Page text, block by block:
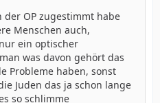
OP zugestimmt habe
Menschen auch,
ein optischer
was davon gehört das
Probleme haben, sonst
Juden das ja schon lange
so schlimme